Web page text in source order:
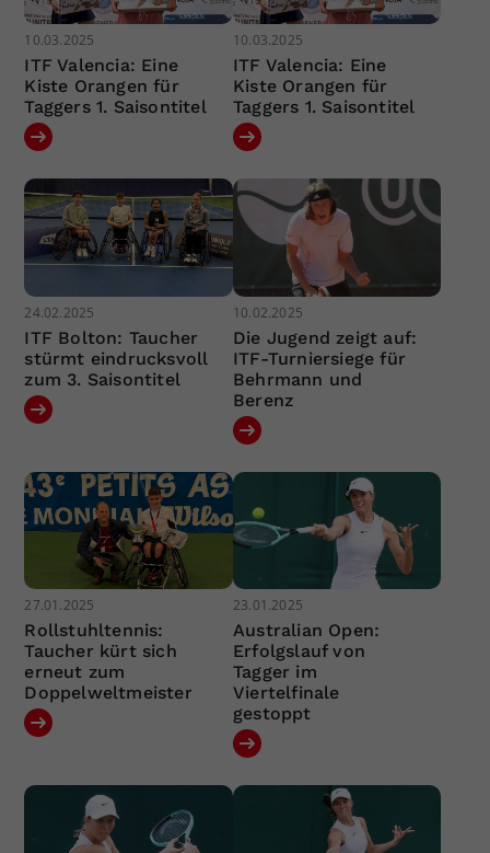
10.03.2025
ITF Valencia: Eine
Kiste Orangen für
Taggers 1. Saisontitel
10.03.2025
ITF Valencia: Eine
Kiste Orangen für
Taggers 1. Saisontitel
24.02.2025
ITF Bolton: Taucher
stürmt eindrucksvoll
zum 3. Saisontitel
10.02.2025
Die Jugend zeigt auf:
ITF-Turniersiege für
Behrmann und
Berenz
27.01.2025
Rollstuhltennis:
Taucher kürt sich
erneut zum
Doppelweltmeister
23.01.2025
Australian Open:
Erfolgslauf von
Tagger im
Viertelfinale
gestoppt